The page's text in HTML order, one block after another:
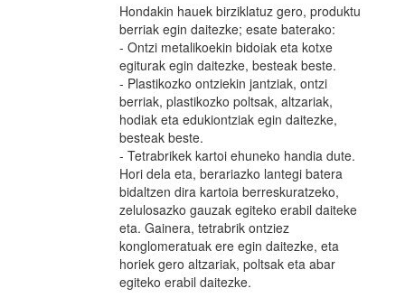
Hondakin hauek birziklatuz gero, produktu
berriak egin daitezke; esate baterako:
- Ontzi metalikoekin bidoiak eta kotxe
egiturak egin daitezke, besteak beste.
- Plastikozko ontziekin jantziak, ontzi
berriak, plastikozko poltsak, altzariak,
hodiak eta edukiontziak egin daitezke,
besteak beste.
- Tetrabrikek kartoi ehuneko handia dute.
Hori dela eta, berariazko lantegi batera
bidaltzen dira kartoia berreskuratzeko,
zelulosazko gauzak egiteko erabil daiteke
eta. Gainera, tetrabrik ontziez
konglomeratuak ere egin daitezke, eta
horiek gero altzariak, poltsak eta abar
egiteko erabil daitezke.